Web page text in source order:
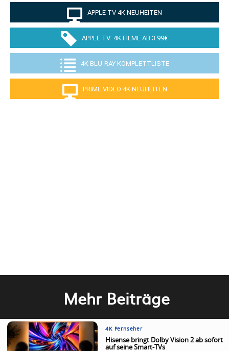
APPLE TV 4K NEUHEITEN
APPLE TV: 4K FILME AB 3.99€
4K BLU-RAY KOMPLETTLISTE
PRIME VIDEO 4K NEUHEITEN
Mehr Beiträge
4K Fernseher
Hisense bringt Dolby Vision 2 ab sofort
auf seine Smart-TVs